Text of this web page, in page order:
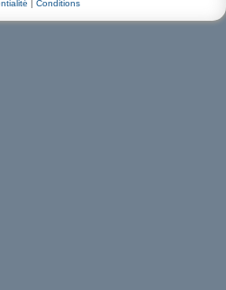
| Conditions